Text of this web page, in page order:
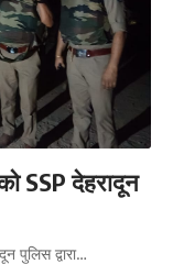
SSP देहरादून
पुलिस द्वारा…